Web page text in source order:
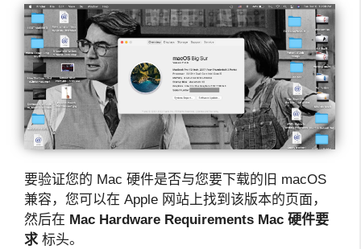
要验证您的 Mac 硬件是否与您要下载的旧 macOS
兼容，您可以在 Apple 网站上找到该版本的页面，
然后在 Mac Hardware Requirements Mac 硬件要
求 标头。